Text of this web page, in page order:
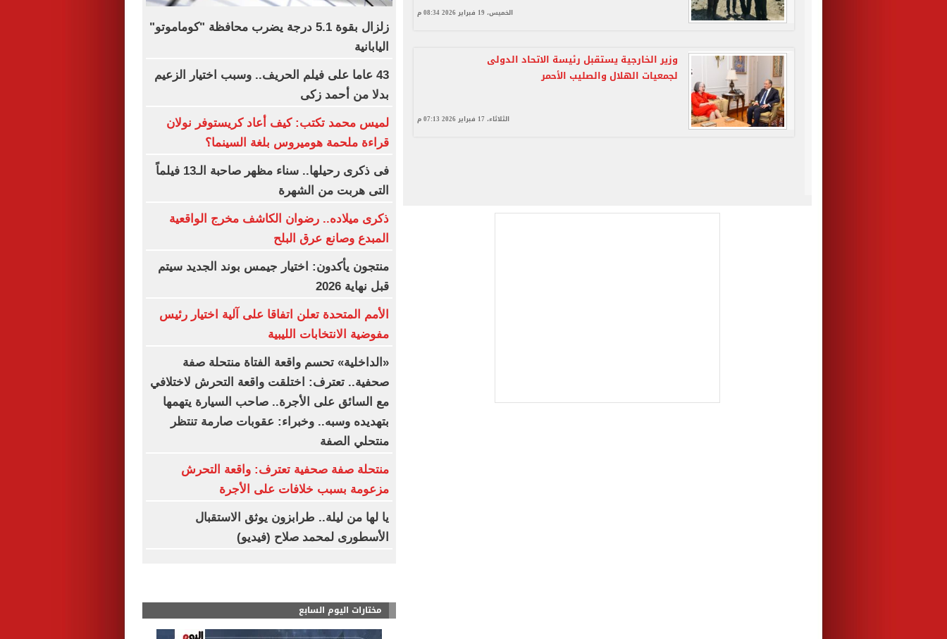
الخميس، 19 فبراير 2026 08:34 م
وزير الخارجية يستقبل رئيسة الاتحاد الدولى
لجمعيات الهلال والصليب الأحمر
الثلاثاء، 17 فبراير 2026 07:13 م
زلزال بقوة 5.1 درجة يضرب محافظة "كوماموتو"
اليابانية
43 عاما على فيلم الحريف.. وسبب اختيار الزعيم
بدلا من أحمد زكى
لميس محمد تكتب: كيف أعاد كريستوفر نولان
قراءة ملحمة هوميروس بلغة السينما؟
فى ذكرى رحيلها.. سناء مظهر صاحبة الـ13 فيلماً
التى هربت من الشهرة
ذكرى ميلاده.. رضوان الكاشف مخرج الواقعية
المبدع وصانع عرق البلح
منتجون يأكدون: اختيار جيمس بوند الجديد سيتم
قبل نهاية 2026
الأمم المتحدة تعلن اتفاقا على آلية اختيار رئيس
مفوضية الانتخابات الليبية
«الداخلية» تحسم واقعة الفتاة منتحلة صفة
صحفية.. تعترف: اختلقت واقعة التحرش لاختلافي
مع السائق على الأجرة.. صاحب السيارة يتهمها
بتهديده وسبه.. وخبراء: عقوبات صارمة تنتظر
منتحلي الصفة
منتحلة صفة صحفية تعترف: واقعة التحرش
مزعومة بسبب خلافات على الأجرة
يا لها من ليلة.. طرابزون يوثق الاستقبال
الأسطورى لمحمد صلاح (فيديو)
مختارات اليوم السابع